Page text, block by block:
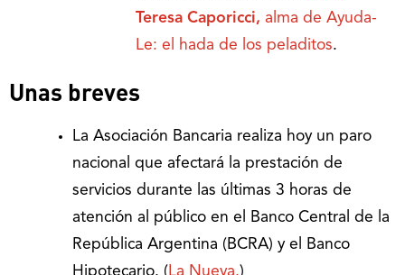
Teresa Caporicci, alma de Ayuda-
Le: el hada de los peladitos.
Unas breves
La Asociación Bancaria realiza hoy un paro
nacional que afectará la prestación de
servicios durante las últimas 3 horas de
atención al público en el Banco Central de la
República Argentina (BCRA) y el Banco
Hipotecario. ( La Nueva.)